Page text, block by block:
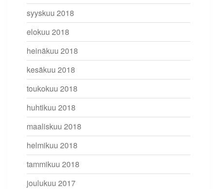
syyskuu 2018
elokuu 2018
heinäkuu 2018
kesäkuu 2018
toukokuu 2018
huhtikuu 2018
maaliskuu 2018
helmikuu 2018
tammikuu 2018
joulukuu 2017